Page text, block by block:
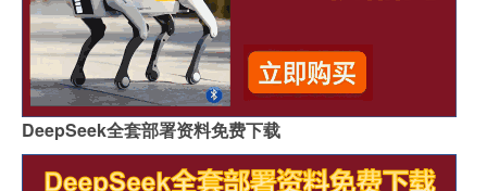
DeepSeek全套部署资料免费下载